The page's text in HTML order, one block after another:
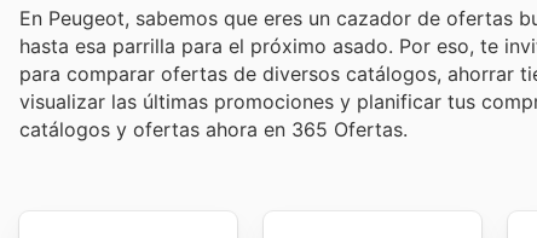
En Peugeot, sabemos que eres un cazador de ofertas
hasta esa parrilla para el próximo asado. Por eso, te
para comparar ofertas de diversos catálogos, ahorrar
visualizar las últimas promociones y planificar tus
catálogos y ofertas ahora en 365 Ofertas.